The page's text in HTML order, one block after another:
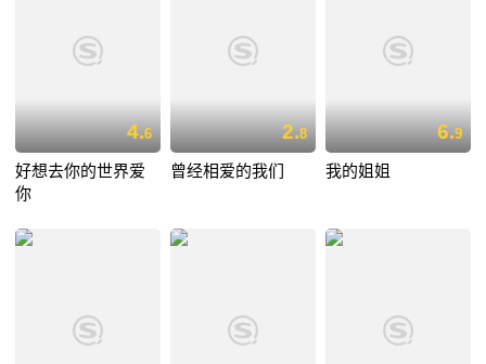
4.6
好想去你的世界爱
你
2.8
曾经相爱的我们
6.9
我的姐姐